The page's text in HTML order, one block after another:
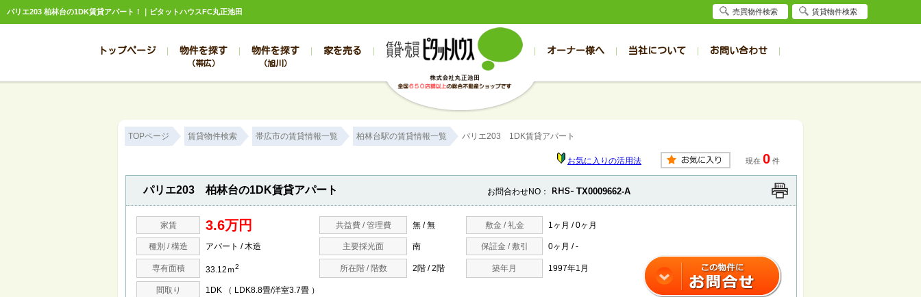
パリエ203 柏林台の1DK賃貸アパート！｜ピタットハウスFC丸正池田
トップページ 物件を探す
（帯広）
帯広の売買物件一覧
帯広の新築一戸建て
帯広の1000万円以下
帯広の1000万～2000万円
帯広の4000万以上
帯広の賃貸物件一覧
帯広の賃貸アパート
帯広の賃貸マンション
帯広の1R～1K
帯広の2K～2LDK
物件を探す
（旭川）
旭川の売買物件一覧
旭川の新築一戸建て
旭川の1000万円以下
旭川の1000万～2000万円
旭川の4000万以上
旭川の賃貸物件一覧
旭川の賃貸アパート
旭川の賃貸マンション
旭川の1R～1K
旭川の2K～2LDK
家を売る オーナー様へ 当社について
スタッフブログ お客様の声
お問い合わせ
売却のお問合せ 入居者様専用（帯広店）
TOPページ 賃貸物件検索 帯広市の賃貸情報一覧 柏林台駅の賃貸情報一覧 パリエ203 1DK賃貸アパート
お気に入りの活用法 現在 0 件
パリエ203 柏林台の1DK賃貸アパート お問合わせNO： TX0009662-A
家賃 3.6万円 共益費 / 管理費 無 / 無 敷金 / 礼金 1ヶ月 / 0ヶ月
種別 / 構造 アパート / 木造 主要採光面 南 保証金 / 敷引 0ヶ月 / -
専有面積 33.12ｍ2 所在階 / 階数 2階 / 2階 築年月 1997年1月
間取り 1DK （ LDK8.8畳/洋室3.7畳 ）
売買物件検索 賃貸物件検索